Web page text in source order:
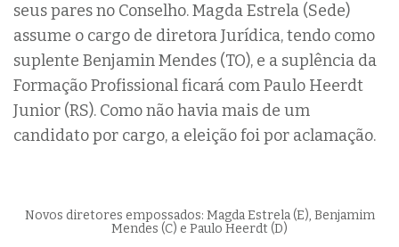
seus pares no Conselho. Magda Estrela (Sede)
assume o cargo de diretora Jurídica, tendo como
suplente Benjamin Mendes (TO), e a suplência da
Formação Profissional ficará com Paulo Heerdt
Junior (RS). Como não havia mais de um
candidato por cargo, a eleição foi por aclamação.
Novos diretores empossados: Magda Estrela (E), Benjamim
Mendes (C) e Paulo Heerdt (D)